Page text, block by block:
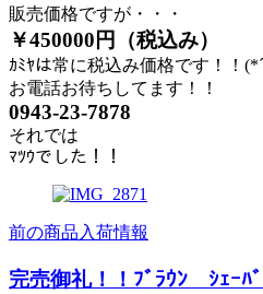
販売価格ですが・・・
￥450000円（税込み）
ｶﾐﾔは常に税込み価格です！！
お電話お待ちしてます！！
0943-23-7878
それでは
ﾏﾂｳでした！！
前の商品入荷情報
完売御礼！！ﾌﾞﾗｳﾝ ｼｪ